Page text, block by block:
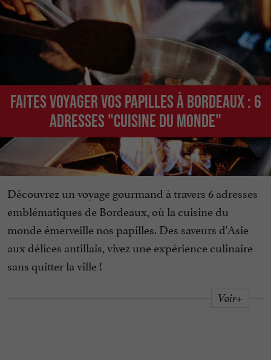
Faites voyager vos papilles à Bordeaux : 6
adresses "cuisine du monde"
Découvrez un voyage gourmand à travers 6 adresses
emblématiques de Bordeaux, où la cuisine du
monde émerveille nos papilles. Des saveurs d'Asie
aux délices antillais, vivez une expérience culinaire
sans quitter la ville !
Voir+